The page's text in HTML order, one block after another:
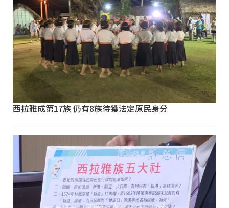
西拉雅成第17族 仍有8族待獲法定原民身分